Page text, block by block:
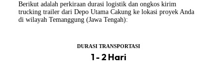
Berikut adalah perkiraan durasi logistik dan ongkos kirim
trucking trailer dari Depo Utama Cakung ke lokasi proyek Anda
di wilayah Temanggung (Jawa Tengah):
DURASI TRANSPORTASI
1 - 2 Hari